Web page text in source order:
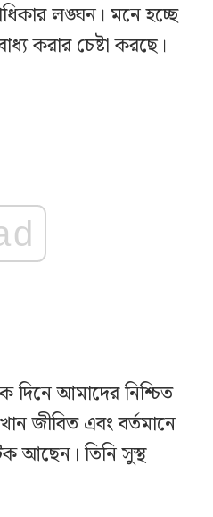
লঙ্ঘন। মনে হচ্ছে
করার চেষ্টা করছে।
আমাদের নিশ্চিত
জীবিত এবং বর্তমানে
আছেন। তিনি সুস্থ